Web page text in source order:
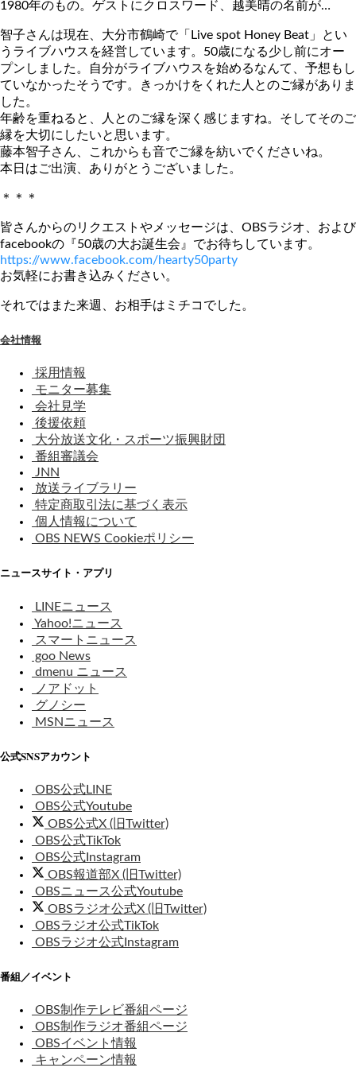
1980年のもの。ゲストにクロスワード、越美晴の名前が…
智子さんは現在、大分市鶴崎で「Live spot Honey Beat」とい
うライブハウスを経営しています。50歳になる少し前にオー
プンしました。自分がライブハウスを始めるなんて、予想もし
ていなかったそうです。きっかけをくれた人とのご縁がありま
した。
年齢を重ねると、人とのご縁を深く感じますね。そしてそのご
縁を大切にしたいと思います。
藤本智子さん、これからも音でご縁を紡いでくださいね。
本日はご出演、ありがとうございました。
＊＊＊
皆さんからのリクエストやメッセージは、OBSラジオ、および
facebookの『50歳の大お誕生会』でお待ちしています。
https://www.facebook.com/hearty50party
お気軽にお書き込みください。
それではまた来週、お相手はミチコでした。
会社情報
採用情報
モニター募集
会社見学
後援依頼
大分放送文化・スポーツ振興財団
番組審議会
JNN
放送ライブラリー
特定商取引法に基づく表示
個人情報について
OBS NEWS Cookieポリシー
ニュースサイト・アプリ
LINEニュース
Yahoo!ニュース
スマートニュース
goo News
dmenu ニュース
ノアドット
グノシー
MSNニュース
公式SNSアカウント
OBS公式LINE
OBS公式Youtube
OBS公式X (旧Twitter)
OBS公式TikTok
OBS公式Instagram
OBS報道部X (旧Twitter)
OBSニュース公式Youtube
OBSラジオ公式X (旧Twitter)
OBSラジオ公式TikTok
OBSラジオ公式Instagram
番組／イベント
OBS制作テレビ番組ページ
OBS制作ラジオ番組ページ
OBSイベント情報
キャンペーン情報